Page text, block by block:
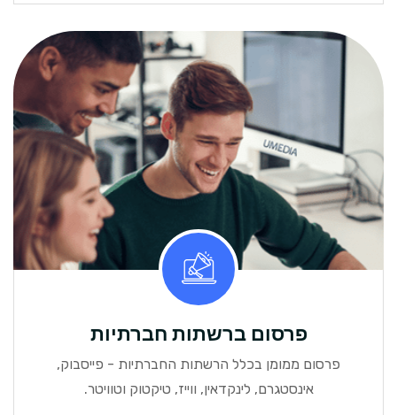
פרסום ברשתות חברתיות
פרסום ממומן בכלל הרשתות החברתיות - פייסבוק,
אינסטגרם, לינקדאין, ווייז, טיקטוק וטוויטר.